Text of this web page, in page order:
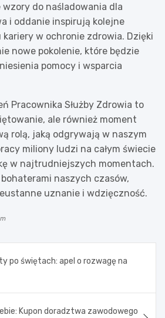
do naśladowania dla
i oddanie inspirują kolejne
kariery w ochronie zdrowia. Dzięki
nowe pokolenie, które będzie
pomocy i wsparcia
Pracownika Służby Zdrowia to
ale również moment
rolą, jaką odgrywają w naszym
miliony ludzi na całym świecie
w najtrudniejszych momentach.
naszych czasów,
uznanie i wdzięczność.
po świętach: apel o rozwagę na
Kupon doradztwa zawodowego